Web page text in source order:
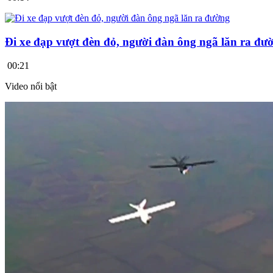
Đi xe đạp vượt đèn đỏ, người đàn ông ngã lăn ra
00:21
Video nổi bật